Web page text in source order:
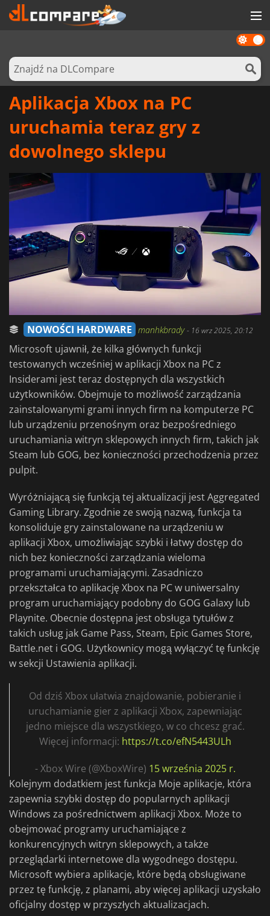
KARTY DO GIER
OPROGRAMOWANIE
REWARDS
Dark
mode
Aplikacja Xbox na PC
uruchamia teraz gry z
dowolnego sklepu
NOWOŚCI HARDWARE manhkbrady- 16 wrz 2025, 20:12
Microsoft ujawnił, że kilka głównych funkcji
testowanych wcześniej w aplikacji Xbox na PC z
Insiderami jest teraz dostępnych dla wszystkich
użytkowników. Obejmuje to możliwość zarządzania
zainstalowanymi grami innych firm na komputerze PC
lub urządzeniu przenośnym oraz bezpośredniego
uruchamiania witryn sklepowych innych firm, takich jak
Steam lub GOG, bez konieczności przechodzenia przez
pulpit.
Wyróżniającą się funkcją tej aktualizacji jest Aggregated
Gaming Library. Zgodnie ze swoją nazwą, funkcja ta
konsoliduje gry zainstalowane na urządzeniu w
aplikacji Xbox, umożliwiając szybki i łatwy dostęp do
nich bez konieczności zarządzania wieloma
programami uruchamiającymi. Zasadniczo
przekształca to aplikację Xbox na PC w uniwersalny
program uruchamiający podobny do GOG Galaxy lub
Playnite. Obecnie dostępna jest obsługa tytułów z
takich usług jak Game Pass, Steam, Epic Games Store,
Battle.net i GOG. Użytkownicy mogą wyłączyć tę funkcję
w sekcji Ustawienia aplikacji.
Od dziś Xbox ułatwia znajdowanie, pobieranie i
uruchamianie gier z aplikacji Xbox, zapewniając
jedno miejsce dla wszystkiego, w co chcesz grać.
Więcej informacji: https://t.co/efN5443ULh
- Xbox Wire (@XboxWire) 15 września 2025 r.
Kolejnym dodatkiem jest funkcja Moje aplikacje, która
zapewnia szybki dostęp do popularnych aplikacji
Windows za pośrednictwem aplikacji Xbox. Może to
obejmować programy uruchamiające z
konkurencyjnych witryn sklepowych, a także
przeglądarki internetowe dla wygodnego dostępu.
Microsoft wybiera aplikacje, które będą obsługiwane
przez tę funkcję, z planami, aby więcej aplikacji uzyskało
oficjalny dostęp w przyszłych aktualizacjach.